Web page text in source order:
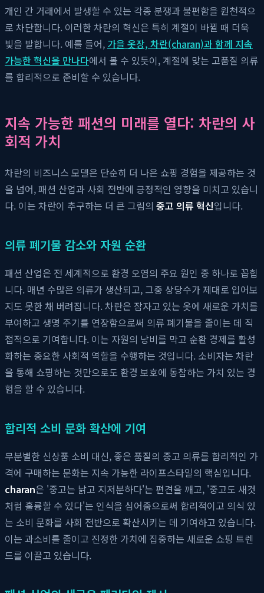
개인 간 거래에서 발생할 수 있는 각종 분쟁과 불편함을 원천적으
로 차단합니다. 이러한 차란의 혁신은 특히 계절이 바뀔 때 더욱
빛을 발합니다. 예를 들어, 가을 옷장, 차란(charan)과 함께 지속
가능한 혁신을 만나다에서 볼 수 있듯이, 계절에 맞는 고품질 의류
를 합리적으로 준비할 수 있습니다.
지속 가능한 패션의 미래를 열다: 차란의 사
회적 가치
차란의 비즈니스 모델은 단순히 더 나은 쇼핑 경험을 제공하는 것
을 넘어, 패션 산업과 사회 전반에 긍정적인 영향을 미치고 있습니
다. 이는 차란이 추구하는 더 큰 그림의 중고 의류 혁신입니다.
의류 폐기물 감소와 자원 순환
패션 산업은 전 세계적으로 환경 오염의 주요 원인 중 하나로 꼽힙
니다. 매년 수많은 의류가 생산되고, 그중 상당수가 제대로 입어보
지도 못한 채 버려집니다. 차란은 잠자고 있는 옷에 새로운 가치를
부여하고 생명 주기를 연장함으로써 의류 폐기물을 줄이는 데 직
접적으로 기여합니다. 이는 자원의 낭비를 막고 순환 경제를 활성
화하는 중요한 사회적 역할을 수행하는 것입니다. 소비자는 차란
을 통해 쇼핑하는 것만으로도 환경 보호에 동참하는 가치 있는 경
험을 할 수 있습니다.
합리적 소비 문화 확산에 기여
무분별한 신상품 소비 대신, 좋은 품질의 중고 의류를 합리적인 가
격에 구매하는 문화는 지속 가능한 라이프스타일의 핵심입니다.
charan은 '중고는 낡고 지저분하다'는 편견을 깨고, '중고도 새것
처럼 훌륭할 수 있다'는 인식을 심어줌으로써 합리적이고 의식 있
는 소비 문화를 사회 전반으로 확산시키는 데 기여하고 있습니다.
이는 과소비를 줄이고 진정한 가치에 집중하는 새로운 쇼핑 트렌
드를 이끌고 있습니다.